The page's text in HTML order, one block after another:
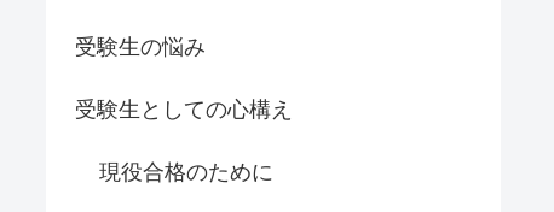
受験生の悩み
受験生としての心構え
現役合格のために